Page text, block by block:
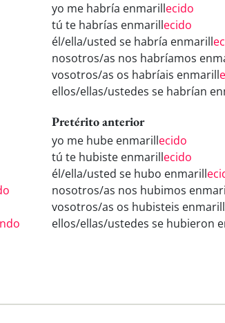
yo me habría enmarillecido
tú te habrías enmarillecido
él/ella/usted se habría enmarill
nosotros/as nos habríamos
vosotros/as os habríais enmarill
ellos/ellas/ustedes se habrían
Pretérito anterior
yo me hube enmarillecido
tú te hubiste enmarillecido
él/ella/usted se hubo enmarill
nosotros/as nos hubimos
vosotros/as os hubisteis enmarill
ellos/ellas/ustedes se hubieron